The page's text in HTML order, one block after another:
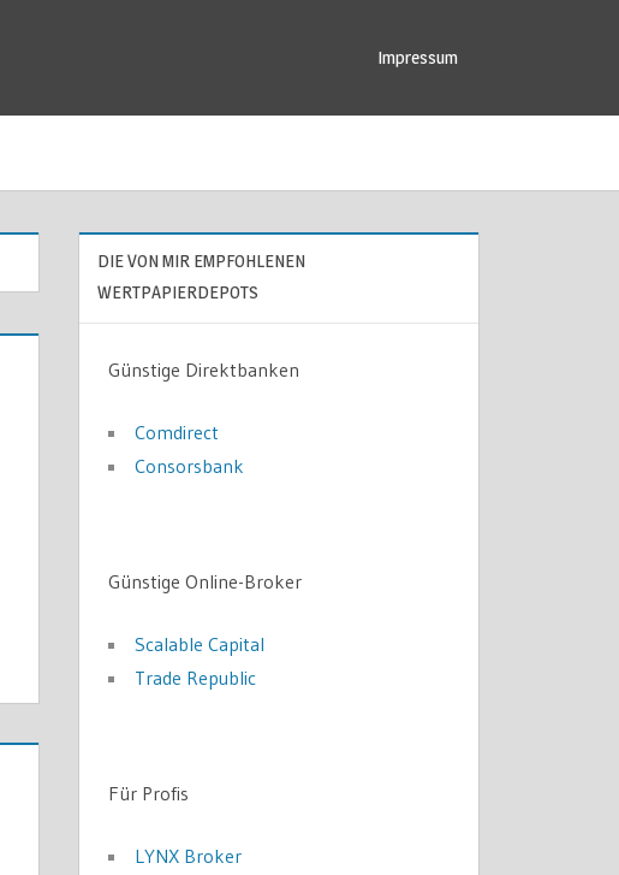
Impressum
DIE VON MIR EMPFOHLENEN
WERTPAPIERDEPOTS
Günstige Direktbanken
Comdirect
Consorsbank
Günstige Online-Broker
Scalable Capital
Trade Republic
Für Profis
LYNX Broker